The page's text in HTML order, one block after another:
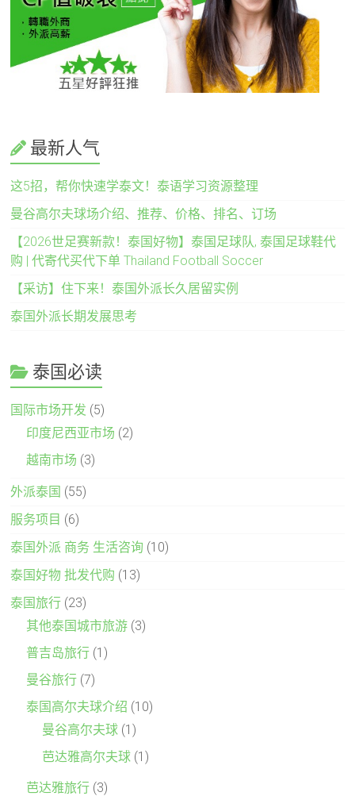
最新人气
这5招，帮你快速学泰文！泰语学习资源整理
曼谷高尔夫球场介绍、推荐、价格、排名、订场
【2026世足赛新款！泰国好物】泰国足球队, 泰国足球鞋代
购 | 代寄代买代下单 Thailand Football Soccer
【采访】住下来！泰国外派长久居留实例
泰国外派长期发展思考
泰国必读
国际市场开发 (5)
印度尼西亚市场 (2)
越南市场 (3)
外派泰国 (55)
服务项目 (6)
泰国外派 商务 生活咨询 (10)
泰国好物 批发代购 (13)
泰国旅行 (23)
其他泰国城市旅游 (3)
普吉岛旅行 (1)
曼谷旅行 (7)
泰国高尔夫球介绍 (10)
曼谷高尔夫球 (1)
芭达雅高尔夫球 (1)
芭达雅旅行 (3)